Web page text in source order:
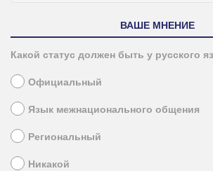
ВАШЕ МНЕНИЕ
Какой статус должен быть у русского
Официальный
Язык межнационального общения
Региональный
Никакой